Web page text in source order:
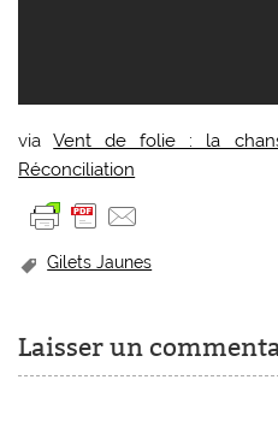
viaVent de folie : la
Réconciliation
Gilets Jaunes
Laisser un